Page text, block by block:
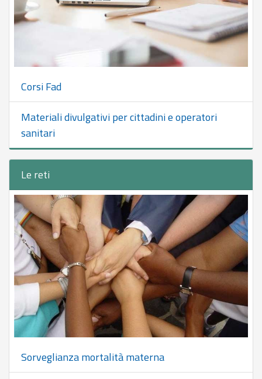
Corsi Fad
Materiali divulgativi per cittadini e operatori
sanitari
Le reti
Sorveglianza mortalità materna